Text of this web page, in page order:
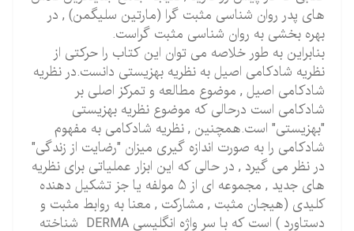
های پدر روان شناسی مثبت گرا (مارتین سلیگمن) , در
بهره بخشی به روان شناسی مثبت گراست.
بنابراین به طور خلاصه می توان این کتاب را حرکتی از
نظریه شادکامی اصیل به نظریه بهزیستی دانست.در نظریه
شادکامی اصیل , موضوع مطالعه و تمرکز اصلی بر
شادکامی است درحالی که موضوع نظریه بهزیستی
"بهزیستی" است.همچنین , نظریه شادکامی به مفهوم
شادکامی را به صورت اندازه گیری میزان "رضایت از زندگی"
در نظر می گیرد , در حالی که این ابزار عملیاتی برای نظریه
های جدید , مجموعه ای از 5 مولفه یا جز تشکیل دهنده
کلیدی (هیجان مثبت , مشارکت , معنا به روابط مثبت و
دستاورد ) است که با سر واژه انگلیسی DERMA شناخته